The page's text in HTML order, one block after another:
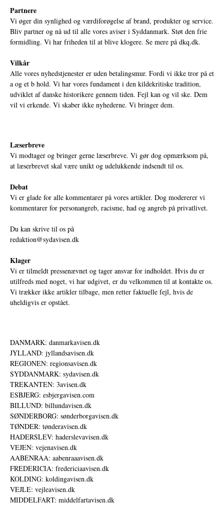
Partnere
Vi øger din synlighed og værdiforøgelse af brand, produkter og service.
Bliv partner og nå ud til alle vores aviser i Syddanmark. Støt den frie
formidling. Vi har friheden til at blive klogere. Se mere på dkq.dk.
Vilkår
Alle vores nyhedstjenester er uden betalingsmur. Fordi vi ikke tror på et
a og et b hold. Vi har vores fundament i den kildekritiske tradition,
udviklet af danske historikere gennem tiden. Fejl kan og vil ske. Dem
vil vi erkende. Vi skaber ikke nyhederne. Vi bringer dem.
Læserbreve
Vi modtager og bringer gerne læserbreve. Vi gør dog opmærksom på,
at læserbrevet skal være unikt og udelukkende indsendt til os.
Debat
Vi er glade for alle kommentarer på vores artikler. Dog modererer vi
kommentarer for personangreb, racisme, had og angreb på privatlivet.
Du kan skrive til os på
redaktion@sydavisen.dk
Klager
Vi er tilmeldt pressenævnet og tager ansvar for indholdet. Hvis du er
utilfreds med noget, vi har udgivet, er du velkommen til at kontakte os.
Vi trækker ikke artikler tilbage, men retter faktuelle fejl, hvis de
uheldigvis er opstået.
DANMARK: danmarkavisen.dk
JYLLAND: jyllandsavisen.dk
REGIONEN: regionsavisen.dk
SYDDANMARK: sydavisen.dk
TREKANTEN: 3avisen.dk
ESBJERG: esbjergavisen.com
BILLUND: billundavisen.dk
SØNDERBORG: sønderborgavisen.dk
TØNDER: tønderavisen.dk
HADERSLEV: haderslevavisen.dk
VEJEN: vejenavisen.dk
AABENRAA: aabenraaavisen.dk
FREDERICIA: fredericiaavisen.dk
KOLDING: koldingavisen.dk
VEJLE: vejleavisen.dk
MIDDELFART: middelfartavisen.dk